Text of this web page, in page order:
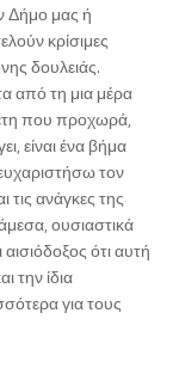
Δήμο μας ή
κρίσιμες
δουλειάς.
από τη μια μέρα
που προχωρά,
είναι ένα βήμα
τον
τις ανάγκες της
ουσιαστικά
ότι αυτή
την ίδια
για τους